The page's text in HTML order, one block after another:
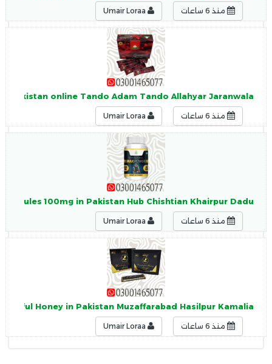
منذ 6 ساعات
Pakistan online Tando Adam Tando Allahyar Jaranwala
منذ 6 ساعات
100mg in Pakistan Hub Chishtian Khairpur Dadu
منذ 6 ساعات
Honey in Pakistan Muzaffarabad Hasilpur Kamalia
منذ 6 ساعات